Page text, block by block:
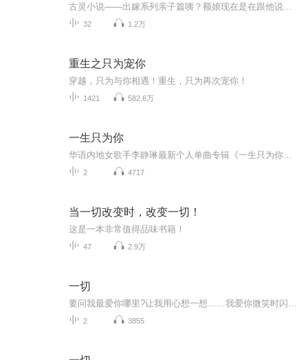
32 1.2万
重生之只为宠你
穿越，只为与你相遇！重生，只为再次宠你！
1421 582.6万
一生只为你
2 4717
当一切改变时，改变一切！
这是一本非常值得品味书籍！
47 2.9万
一切
2 3855